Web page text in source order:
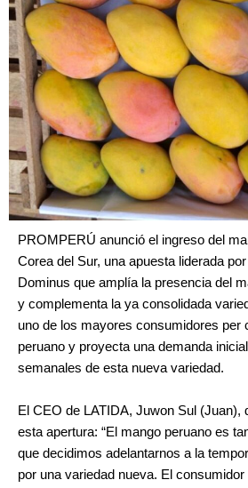
PROMPERÚ anunció el ingreso del
Corea del Sur, una apuesta liderada
Dominus que amplía la presencia del
y complementa la ya consolidada
uno de los mayores consumidores per
peruano y proyecta una demanda
semanales de esta nueva variedad.
El CEO de LATIDA, Juwon Sul (Juan),
esta apertura: “El mango peruano es
que decidimos adelantarnos a la
por una variedad nueva. El